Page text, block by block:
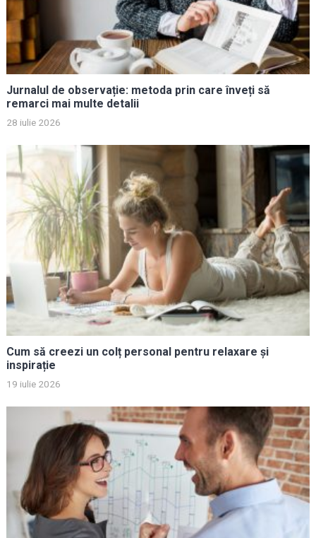
Jurnalul de observație: metoda prin care înveți să
remarci mai multe detalii
28 iulie 2026
Cum să creezi un colț personal pentru relaxare și
inspirație
19 iulie 2026